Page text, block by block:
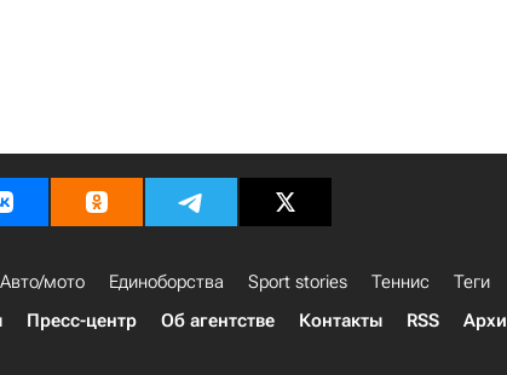
Авто/мото Единоборства Sport stories Теннис Теги
Пресс-центр Об агентстве Контакты RSS